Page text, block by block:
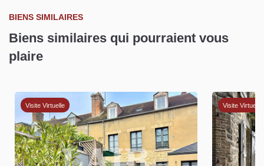
BIENS SIMILAIRES
Biens similaires qui pourraient vous
plaire
Visite Virtuelle Visite Virtuelle